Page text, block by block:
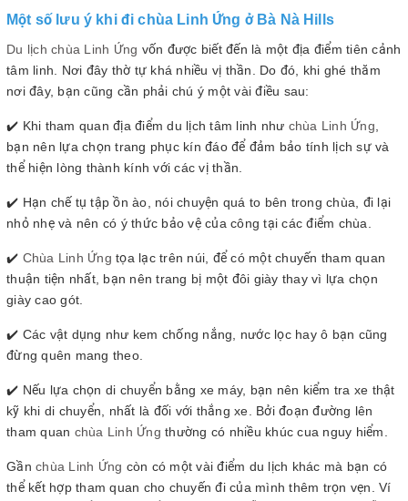
Một số lưu ý khi đi chùa Linh Ứng ở Bà Nà Hills
Du lịch chùa Linh Ứng vốn được biết đến là một địa điểm tiên cảnh
tâm linh. Nơi đây thờ tự khá nhiều vị thần. Do đó, khi ghé thăm
nơi đây, bạn cũng cần phải chú ý một vài điều sau:
✔️ Khi tham quan địa điểm du lịch tâm linh như chùa Linh Ứng
bạn nên lựa chọn trang phục kín đáo để đảm bảo tính lịch sự và
thể hiện lòng thành kính với các vị thần.
✔️ Hạn chế tụ tập ồn ào, nói chuyện quá to bên trong chùa, đi lại
nhỏ nhẹ và nên có ý thức bảo vệ của công tại các điểm chùa.
✔️ Chùa Linh Ứng tọa lạc trên núi, để có một chuyến tham quan
thuận tiện nhất, bạn nên trang bị một đôi giày thay vì lựa chọn
giày cao gót.
✔️ Các vật dụng như kem chống nắng, nước lọc hay ô bạn cũng
đừng quên mang theo.
✔️ Nếu lựa chọn di chuyển bằng xe máy, bạn nên kiểm tra xe thật
kỹ khi di chuyển, nhất là đối với thắng xe. Bởi đoạn đường lên
tham quan chùa Linh Ứng thường có nhiều khúc cua nguy hiểm.
Gần chùa Linh Ứng còn có một vài điểm du lịch khác mà bạn có
thể kết hợp tham quan cho chuyến đi của mình thêm trọn vẹn. Ví